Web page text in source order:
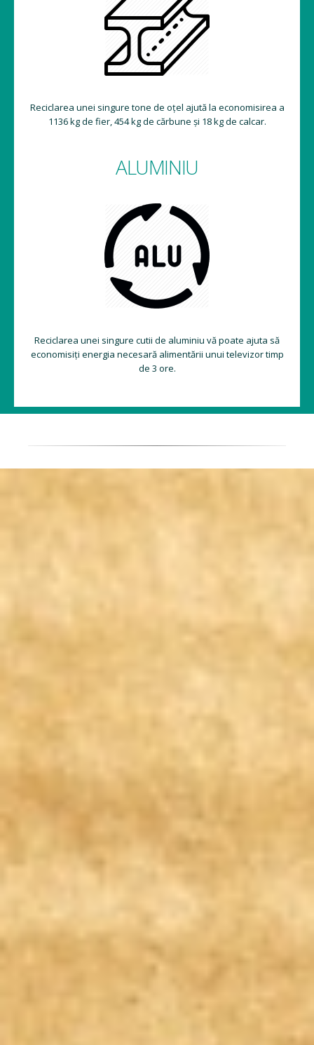
Reciclarea unei singure tone de oțel ajută la economisirea a
1136 kg de fier, 454 kg de cărbune și 18 kg de calcar.
ALUMINIU
Reciclarea unei singure cutii de aluminiu vă poate ajuta să
economisiți energia necesară alimentării unui televizor timp
de 3 ore.